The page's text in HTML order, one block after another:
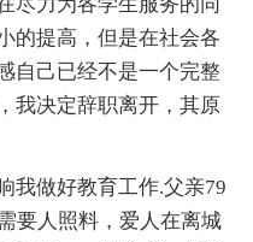
尽力为各学生服务的同
的提高，但是在社会各
自己已经不是一个完整
我决定辞职离开，其原
我做好教育工作.父亲79
要人照料，爱人在离城